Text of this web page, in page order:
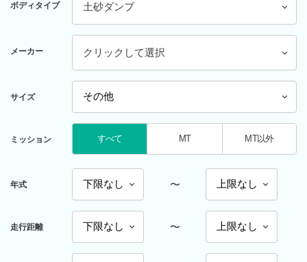
ボディタイプ 土砂ダンプ
メーカー クリックして選択
サイズ
ミッション すべて MT MT以外
年式 〜
走行距離 〜